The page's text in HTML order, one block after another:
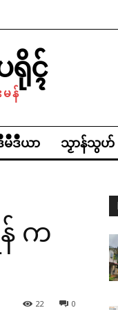
ရိုၚ်
မန်
မဳဒဳယာ သၟာန်သွဟ်
က
0
22